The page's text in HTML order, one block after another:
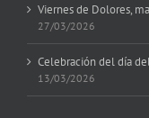
Viernes de Dolores,
27/03/2026
Celebración del día
13/03/2026